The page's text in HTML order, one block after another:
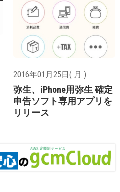
2016年01月25日( 月 )
弥生、iPhone用弥生 確定
申告ソフト専用アプリを
リリース